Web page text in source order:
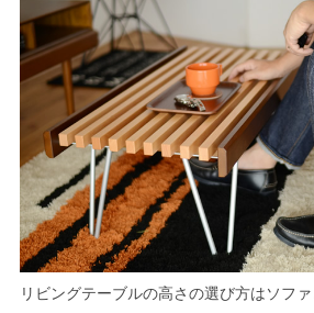
リビングテーブルの高さの選び方はソフ